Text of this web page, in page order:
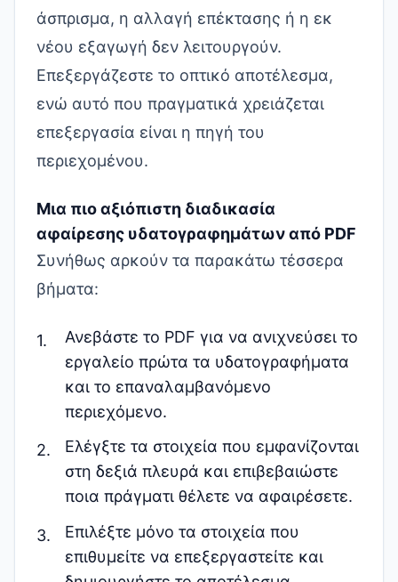
άσπρισμα, η αλλαγή επέκτασης ή η εκ
νέου εξαγωγή δεν λειτουργούν.
Επεξεργάζεστε το οπτικό αποτέλεσμα,
ενώ αυτό που πραγματικά χρειάζεται
επεξεργασία είναι η πηγή του
περιεχομένου.
Μια πιο αξιόπιστη διαδικασία
αφαίρεσης υδατογραφημάτων από PDF
Συνήθως αρκούν τα παρακάτω τέσσερα
βήματα:
Ανεβάστε το PDF για να ανιχνεύσει το
εργαλείο πρώτα τα υδατογραφήματα
και το επαναλαμβανόμενο
περιεχόμενο.
Ελέγξτε τα στοιχεία που εμφανίζονται
στη δεξιά πλευρά και επιβεβαιώστε
ποια πράγματι θέλετε να αφαιρέσετε.
Επιλέξτε μόνο τα στοιχεία που
επιθυμείτε να επεξεργαστείτε και